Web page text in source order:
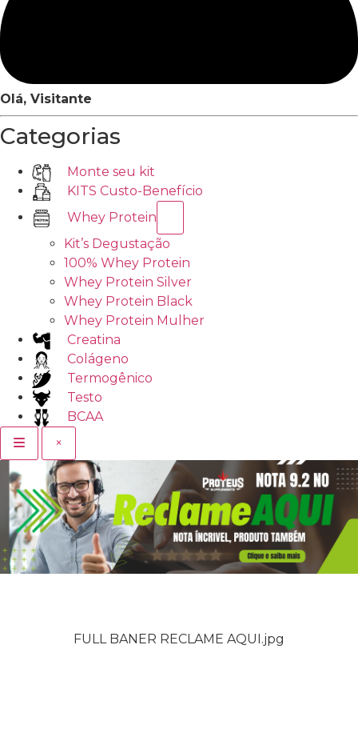
Olá, Visitante
Categorias
Monte seu kit
KITS Custo-Benefício
Whey Protein
Kit’s Degustação
100% Whey Protein
Whey Protein Silver
Whey Protein Black
Whey Protein Mulher
Creatina
Colágeno
Termogênico
Testo
BCAA
×
FULL BANER RECLAME AQUI.jpg